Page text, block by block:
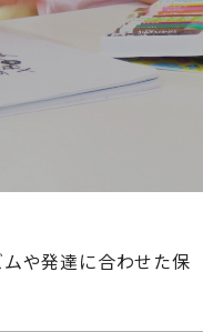
や発達に合わせた保